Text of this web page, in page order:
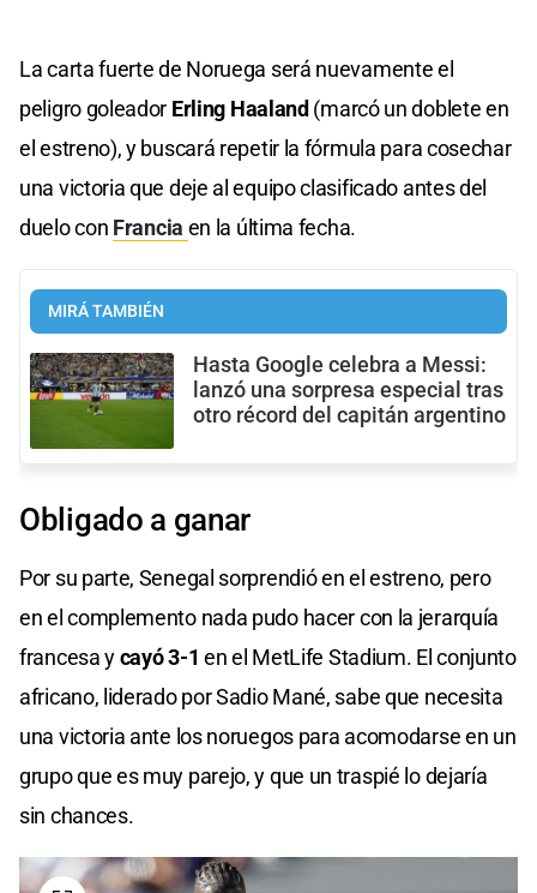
La carta fuerte de Noruega será nuevamente el
peligro goleador Erling Haaland(marcó un doblete en
el estreno), y buscará repetir la fórmula para cosechar
una victoria que deje al equipo clasificado antes del
duelo con Francia en la última fecha.
MIRÁ TAMBIÉN
Hasta Google celebra a Messi:
lanzó una sorpresa especial tras
otro récord del capitán argentino
Obligado a ganar
Por su parte, Senegal sorprendió en el estreno, pero
en el complemento nada pudo hacer con la jerarquía
francesa ycayó 3-1 en el MetLife Stadium. El conjunto
africano, liderado por Sadio Mané, sabe que necesita
una victoria ante los noruegos para acomodarse en un
grupo que es muy parejo, y que un traspié lo dejaría
sin chances.